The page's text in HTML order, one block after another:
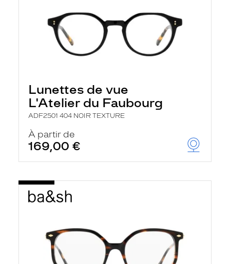
Lunettes de vue
L'Atelier du Faubourg
ADF2501 404 NOIR TEXTURE
À partir de
169,00 €